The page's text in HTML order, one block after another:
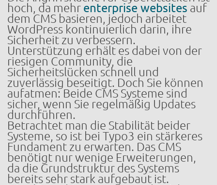
hoch, da mehr enterprise websites auf
dem CMS basieren, jedoch arbeitet
WordPress kontinuierlich darin, ihre
Sicherheit zu verbessern.
Unterstützung erhält es dabei von der
riesigen Community, die
Sicherheitslücken schnell und
zuverlässig beseitigt. Doch Sie können
aufatmen: Beide CMS Systeme sind
sicher, wenn Sie regelmäßig Updates
durchführen.
Betrachtet man die Stabilität beider
Systeme, so ist bei Typo3 ein stärkeres
Fundament zu erwarten. Das CMS
benötigt nur wenige Erweiterungen,
da die Grundstruktur des Systems
bereits sehr stark aufgebaut ist.